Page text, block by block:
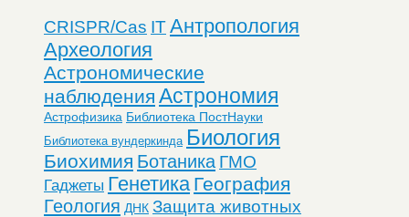
CRISPR/Cas ITАнтропология
Археология
Астрономические
наблюдения Астрономия
Астрофизика Библиотека ПостНауки
Библиотека вундеркинда Биология
Биохимия Ботаника ГМО
Гаджеты Генетика География
Геология ДНК Защита животных